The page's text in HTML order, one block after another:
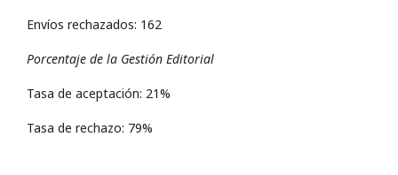
Envíos rechazados: 162
Porcentaje de la Gestión Editorial
Tasa de aceptación: 21%
Tasa de rechazo: 79%